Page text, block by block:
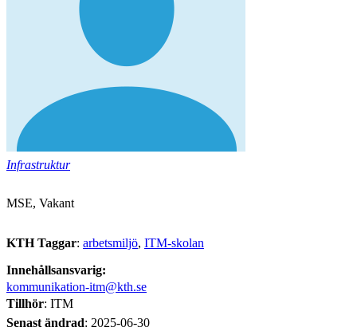
Infrastruktur
MSE, Vakant
KTH Taggar: arbetsmiljö ITM-skolan
Innehållsansvarig:
kommunikation-itm@kth.se
Tillhör: ITM
Senast ändrad: 2025-06-30